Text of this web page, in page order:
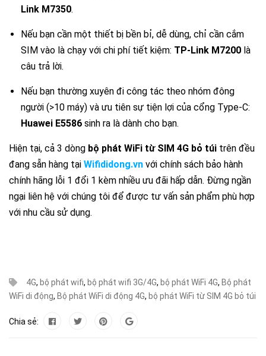
Link M7350.
Nếu bạn cần một thiết bị bền bỉ, dễ dùng, chỉ cần cắm
SIM vào là chạy với chi phí tiết kiệm: TP-Link M7200 là
câu trả lời.
Nếu bạn thường xuyên đi công tác theo nhóm đông
người (>10 máy) và ưu tiên sự tiện lợi của cổng Type-C:
Huawei E5586 sinh ra là dành cho bạn.
Hiện tại, cả 3 dòng bộ phát WiFi từ SIM 4G bỏ túi trên đều
đang sẵn hàng tại Wifididong.vn với chính sách bảo hành
chính hãng lỗi 1 đổi 1 kèm nhiều ưu đãi hấp dẫn. Đừng ngần
ngại liên hệ với chúng tôi để được tư vấn sản phẩm phù hợp
với nhu cầu sử dụng.
4G, bộ phát wifi, bộ phát wifi 3G/4G, bộ phát WiFi 4G, Bộ phát
WiFi di động, Bộ phát WiFi di động 4G, bộ phát WiFi từ SIM 4G bỏ túi
Chia sẻ: